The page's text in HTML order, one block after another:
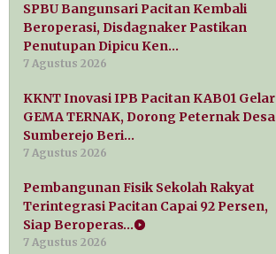
SPBU Bangunsari Pacitan Kembali
Beroperasi, Disdagnaker Pastikan
Penutupan Dipicu Ken…
7 Agustus 2026
KKNT Inovasi IPB Pacitan KAB01 Gelar
GEMA TERNAK, Dorong Peternak Desa
Sumberejo Beri…
7 Agustus 2026
Pembangunan Fisik Sekolah Rakyat
Terintegrasi Pacitan Capai 92 Persen,
Siap Beroperas…
7 Agustus 2026